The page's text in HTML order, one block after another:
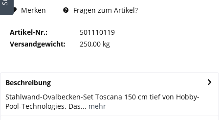
Merken
Fragen zum Artikel?
Artikel-Nr.:
501110119
Versandgewicht:
250,00 kg
Beschreibung
Stahlwand-Ovalbecken-Set Toscana 150 cm tief von Hobby-
Pool-Technologies. Das... mehr